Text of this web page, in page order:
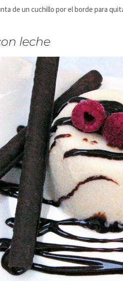
de un cuchillo por el borde para
leche